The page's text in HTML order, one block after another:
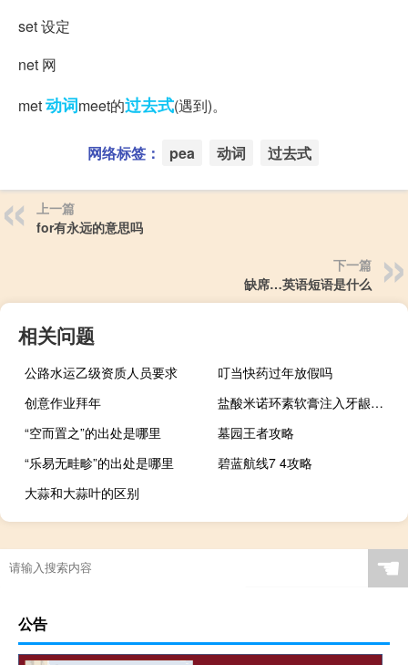
set 设定
net 网
met动词meet的过去式(遇到)。
网络标签： pea 动词 过去式
上一篇
for有永远的意思吗
下一篇
缺席…英语短语是什么
相关问题
公路水运乙级资质人员要求
叮当快药过年放假吗
创意作业拜年
盐酸米诺环素软膏注入牙龈的视频（盐酸米诺环素软膏）
“空而置之”的出处是哪里
墓园王者攻略
“乐易无畦畛”的出处是哪里
碧蓝航线7 4攻略
大蒜和大蒜叶的区别
☚
公告